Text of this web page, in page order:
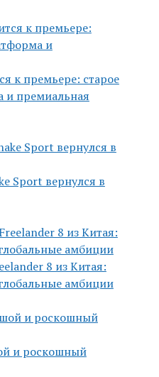
к премьере: старое
и премиальная
Sport вернулся в
8 из Китая:
амбиции
и роскошный